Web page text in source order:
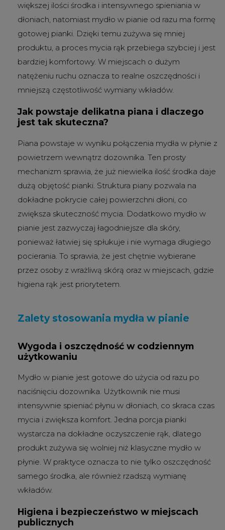
większej ilości środka i intensywnego spieniania w
dłoniach, natomiast mydło w pianie od razu ma formę
gotowej pianki. Dzięki temu zużywa się mniej
produktu, a proces mycia rąk przebiega szybciej i jest
bardziej komfortowy. W miejscach o dużym
natężeniu ruchu oznacza to realne oszczędności i
mniejszą częstotliwość wymiany wkładów.
Jak powstaje delikatna piana i dlaczego
jest tak skuteczna?
Piana powstaje w wyniku połączenia mydła w płynie z
powietrzem wewnątrz dozownika. Ten prosty
mechanizm sprawia, że już niewielka ilość środka daje
dużą objętość pianki. Struktura piany pozwala na
dokładne pokrycie całej powierzchni dłoni, co
zwiększa skuteczność mycia. Dodatkowo mydło w
pianie jest zazwyczaj łagodniejsze dla skóry,
ponieważ łatwiej się spłukuje i nie wymaga długiego
pocierania. To sprawia, że jest chętnie wybierane
przez osoby z wrażliwą skórą oraz w miejscach, gdzie
higiena rąk jest priorytetem.
Zalety stosowania mydła w pianie
Wygoda i oszczędność w codziennym
użytkowaniu
Mydło w pianie jest gotowe do użycia od razu po
naciśnięciu dozownika. Użytkownik nie musi
intensywnie spieniać płynu w dłoniach, co skraca czas
mycia i zwiększa komfort. Jedna porcja pianki
wystarcza na dokładne oczyszczenie rąk, dlatego
produkt zużywa się wolniej niż klasyczne mydło w
płynie. W praktyce oznacza to nie tylko oszczędność
samego środka, ale również rzadszą wymianę
wkładów.
Higiena i bezpieczeństwo w miejscach
publicznych